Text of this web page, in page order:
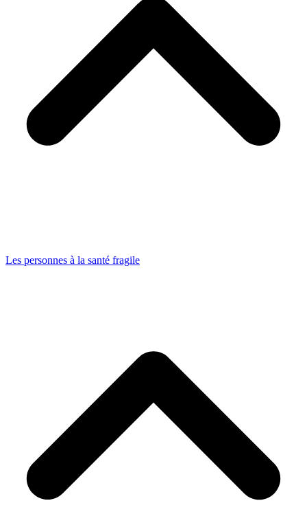
Les personnes à la santé fragile